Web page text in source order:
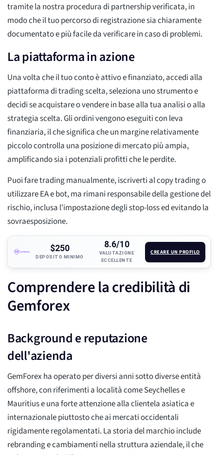
tramite la nostra procedura di partnership verificata, in
modo che il tuo percorso di registrazione sia chiaramente
documentato e più facile da verificare in caso di problemi.
La piattaforma in azione
Una volta che il tuo conto è attivo e finanziato, accedi alla
piattaforma di trading scelta, seleziona uno strumento e
decidi se acquistare o vendere in base alla tua analisi o alla
strategia scelta. Gli ordini vengono eseguiti con leva
finanziaria, il che significa che un margine relativamente
piccolo controlla una posizione di mercato più ampia,
amplificando sia i potenziali profitti che le perdite.
Puoi fare trading manualmente, iscriverti al copy trading o
utilizzare EA e bot, ma rimani responsabile della gestione del
rischio, inclusa l'impostazione degli stop-loss ed evitando la
sovraesposizione.
$250
DEPOSITO MINIMO
8.6/10
VALUTAZIONE
ECCELLENTE
CREARE UN PROFILO
Comprendere la credibilità di
Gemforex
Background e reputazione
dell'azienda
GemForex ha operato per diversi anni sotto diverse entità
offshore, con riferimenti a località come Seychelles e
Mauritius e una forte attenzione alla clientela asiatica e
internazionale piuttosto che ai mercati occidentali
rigidamente regolamentati. La storia del marchio include
rebranding e cambiamenti nella struttura aziendale, il che